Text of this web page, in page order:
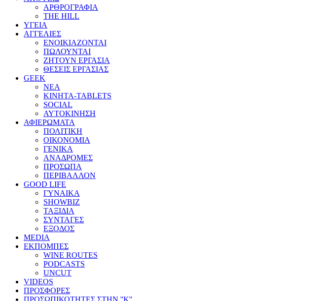
ΑΡΘΡΟΓΡΑΦΙΑ
THE HILL
ΥΓΕΙΑ
ΑΓΓΕΛΙΕΣ
ΕΝΟΙΚΙΑΖΟΝΤΑΙ
ΠΩΛΟΥΝΤΑΙ
ΖΗΤΟΥΝ ΕΡΓΑΣΙΑ
ΘΕΣΕΙΣ ΕΡΓΑΣΙΑΣ
GEEK
ΝΕΑ
ΚΙΝΗΤΑ-TABLETS
SOCIAL
ΑΥΤΟΚΙΝΗΣΗ
ΑΦΙΕΡΩΜΑΤΑ
ΠΟΛΙΤΙΚΗ
ΟΙΚΟΝΟΜΙΑ
ΓΕΝΙΚΑ
ΑΝΑΔΡΟΜΕΣ
ΠΡΟΣΩΠΑ
ΠΕΡΙΒΑΛΛΟΝ
GOOD LIFE
ΓΥΝΑΙΚΑ
SHOWBIZ
ΤΑΞΙΔΙΑ
ΣΥΝΤΑΓΕΣ
ΕΞΟΔΟΣ
MEDIA
ΕΚΠΟΜΠΕΣ
WINE ROUTES
PODCASTS
UNCUT
VIDEOS
ΠΡΟΣΦΟΡΕΣ
ΠΡΟΣΩΠΙΚΟΤΗΤΕΣ ΣΤΗΝ ''Κ''